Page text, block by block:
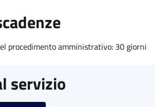
procedimento amministrativo: 30 giorni
servizio